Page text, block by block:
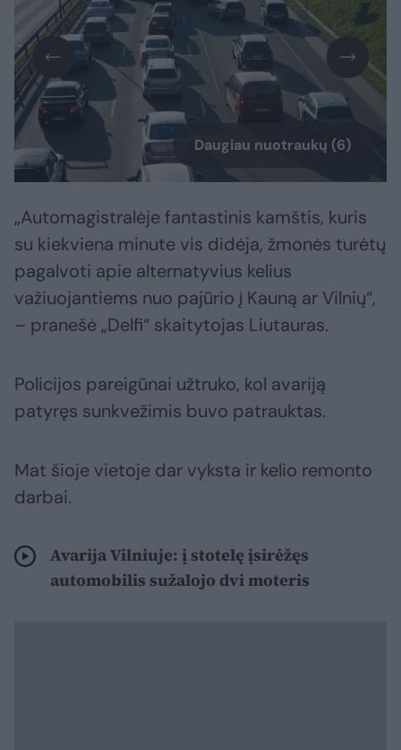
Daugiau nuotraukų (6)
„Automagistralėje fantastinis kamštis, kuris
su kiekviena minute vis didėja, žmonės turėtų
pagalvoti apie alternatyvius kelius
važiuojantiems nuo pajūrio į Kauną ar Vilnių“,
– pranešė „Delfi“ skaitytojas Liutauras.
Policijos pareigūnai užtruko, kol avariją
patyręs sunkvežimis buvo patrauktas.
Mat šioje vietoje dar vyksta ir kelio remonto
darbai.
Avarija Vilniuje: į stotelę įsirėžęs
automobilis sužalojo dvi moteris